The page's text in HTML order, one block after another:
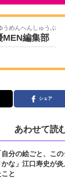
うめんへんしゅうぶ
MEN編集部
シェア
あわせて読
自分の絵ごと、こ
かな」江口寿史が
こと